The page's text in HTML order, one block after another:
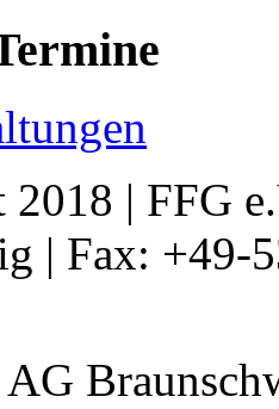
| FFG
| Fax: +49-